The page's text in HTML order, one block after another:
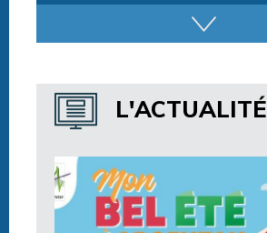
Horaires espace détente
Horaires centre aquatique
L'ACTUALITÉ